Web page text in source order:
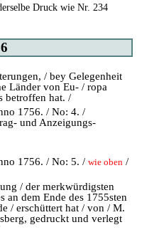
Druck wie Nr. 234
/ bey Gelegenheit
Länder von Eu- / ropa
betroffen hat. /
1756. / No: 4. /
und Anzeigungs-
1756. / No: 5. / wie oben /
/ der merkwürdigsten
an dem Ende des 1755sten
/ erschüttert hat / von / M.
gedruckt und verlegt